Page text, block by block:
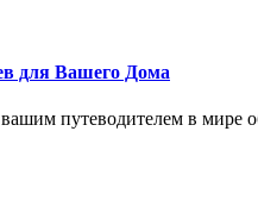
для Вашего Дома
вашим путеводителем в